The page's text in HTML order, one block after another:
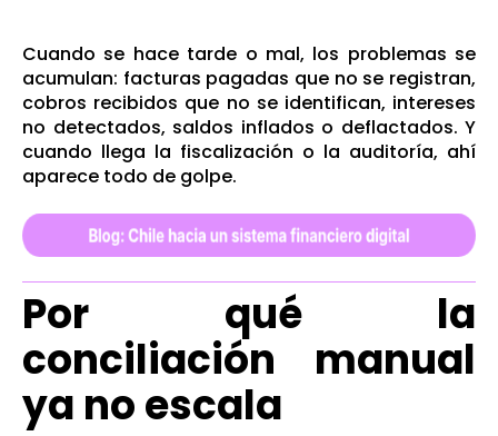
Cuando se hace tarde o mal, los problemas se
acumulan: facturas pagadas que no se registran,
cobros recibidos que no se identifican, intereses
no detectados, saldos inflados o deflactados. Y
cuando llega la fiscalización o la auditoría, ahí
aparece todo de golpe.
Por qué la
conciliación manual
ya no escala